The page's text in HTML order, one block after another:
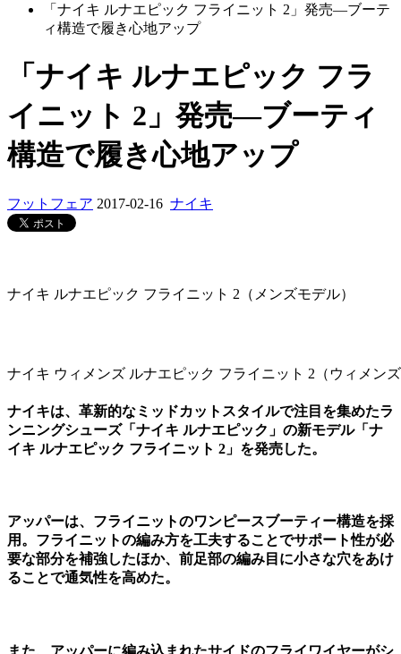
「ナイキ ルナエピック フライニット 2」発売―ブーテ
ィ構造で履き心地アップ
「ナイキ ルナエピック フラ
イニット 2」発売―ブーティ
構造で履き心地アップ
フットフェア 2017-02-16 ナイキ
ナイキ ルナエピック フライニット 2（メンズモデル）
ナイキ ウィメンズ ルナエピック フライニット 2（ウィメン
ナイキは、革新的なミッドカットスタイルで注目を集めたラ
ンニングシューズ「ナイキ ルナエピック」の新モデル「ナ
イキ ルナエピック フライニット 2」を発売した。
アッパーは、フライニットのワンピースブーティー構造を採
用。フライニットの編み方を工夫することでサポート性が必
要な部分を補強したほか、前足部の編み目に小さな穴をあけ
ることで通気性を高めた。
また、アッパーに編み込まれたサイドのフライワイヤーがシ